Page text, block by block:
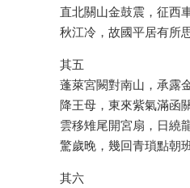
直北關山金鼓震，征西
秋江冷，故國平居有所思
其五
蓬萊宮闕對南山，承露
降王母，東來紫氣滿函關
雲移雉尾開宮扇，日繞
驚歲晚，幾回青瑣點朝班
其六